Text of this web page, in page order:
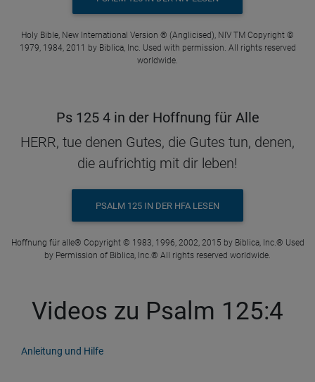
Holy Bible, New International Version ® (Anglicised), NIV TM Copyright ©
1979, 1984, 2011 by Biblica, Inc. Used with permission. All rights reserved
worldwide.
Ps 125 4 in der Hoffnung für Alle
HERR, tue denen Gutes, die Gutes tun, denen,
die aufrichtig mit dir leben!
PSALM 125 IN DER HFA LESEN
Hoffnung für alle® Copyright © 1983, 1996, 2002, 2015 by Biblica, Inc.® Used
by Permission of Biblica, Inc.® All rights reserved worldwide.
Videos zu Psalm 125:4
Anleitung und Hilfe